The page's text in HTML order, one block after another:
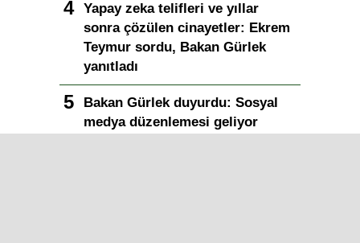
Yapay zeka telifleri ve yıllar
sonra çözülen cinayetler: Ekrem
Teymur sordu, Bakan Gürlek
yanıtladı
Bakan Gürlek duyurdu: Sosyal
medya düzenlemesi geliyor